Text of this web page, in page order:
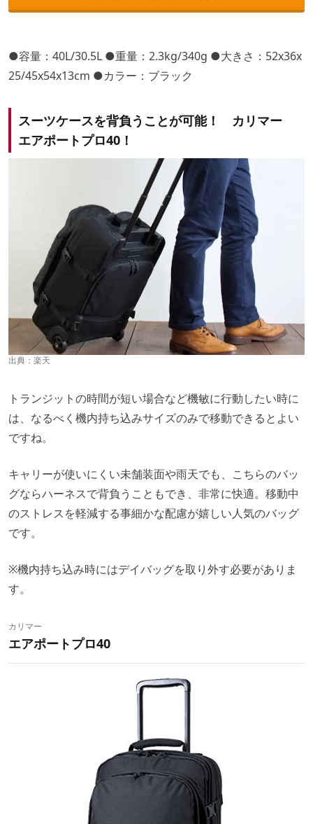
●容量：40L/30.5L ●重量：2.3kg/340g ●大きさ：52x36x
25/45x54x13cm ●カラー：ブラック
スーツケースを背負うことが可能！ カリマー
エアポートプロ40！
出典： 楽天
トランジットの時間が短い場合など機敏に行動したい時に
は、なるべく機内持ち込みサイズのみで移動できるとよい
ですね。
キャリーが使いにくい未舗装面や雨天でも、こちらのバッ
グならハーネスで背負うこともでき、非常に快適。移動中
のストレスを軽減する事細かな配慮が嬉しい人気のバッグ
です。
※機内持ち込み時にはデイバッグを取り外す必要がありま
す。
カリマー
エアポートプロ40